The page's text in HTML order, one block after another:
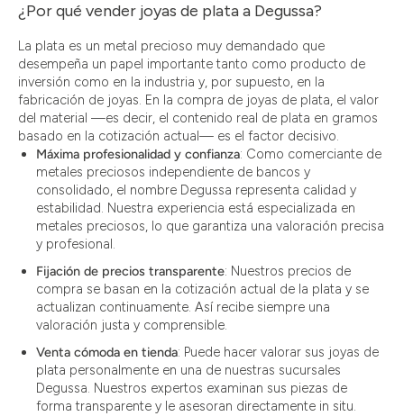
¿Por qué vender joyas de plata a Degussa?
La plata es un metal precioso muy demandado que
desempeña un papel importante tanto como producto de
inversión como en la industria y, por supuesto, en la
fabricación de joyas. En la compra de joyas de plata, el valor
del material —es decir, el contenido real de plata en gramos
basado en la cotización actual— es el factor decisivo.
Máxima profesionalidad y confianza: Como comerciante de
metales preciosos independiente de bancos y
consolidado, el nombre Degussa representa calidad y
estabilidad. Nuestra experiencia está especializada en
metales preciosos, lo que garantiza una valoración precisa
y profesional.
Fijación de precios transparente: Nuestros precios de
compra se basan en la cotización actual de la plata y se
actualizan continuamente. Así recibe siempre una
valoración justa y comprensible.
Venta cómoda en tienda: Puede hacer valorar sus joyas de
plata personalmente en una de nuestras sucursales
Degussa. Nuestros expertos examinan sus piezas de
forma transparente y le asesoran directamente in situ.